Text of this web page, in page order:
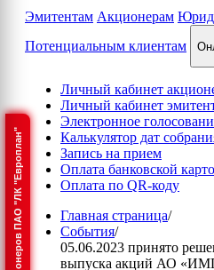
Эмитентам Акционерам
Потенциальным клиентам
Личный кабинет
Личный кабинет
Электронное
Калькулятор дат
Запись на прием
Оплата банковской
Оплата по QR-коду
Главная страница/
События/
05.06.2023 принято
выпуска акций АО